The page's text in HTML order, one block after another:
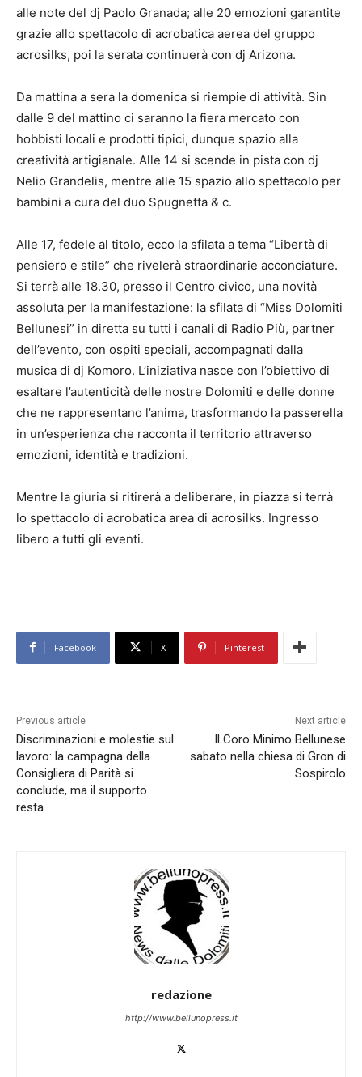
alle note del dj Paolo Granada; alle 20 emozioni garantite
grazie allo spettacolo di acrobatica aerea del gruppo
acrosilks, poi la serata continuerà con dj Arizona.
Da mattina a sera la domenica si riempie di attività. Sin
dalle 9 del mattino ci saranno la fiera mercato con
hobbisti locali e prodotti tipici, dunque spazio alla
creatività artigianale. Alle 14 si scende in pista con dj
Nelio Grandelis, mentre alle 15 spazio allo spettacolo per
bambini a cura del duo Spugnetta & c.
Alle 17, fedele al titolo, ecco la sfilata a tema “Libertà di
pensiero e stile” che rivelerà straordinarie acconciature.
Si terrà alle 18.30, presso il Centro civico, una novità
assoluta per la manifestazione: la sfilata di “Miss Dolomiti
Bellunesi” in diretta su tutti i canali di Radio Più, partner
dell’evento, con ospiti speciali, accompagnati dalla
musica di dj Komoro. L’iniziativa nasce con l’obiettivo di
esaltare l’autenticità delle nostre Dolomiti e delle donne
che ne rappresentano l’anima, trasformando la passerella
in un’esperienza che racconta il territorio attraverso
emozioni, identità e tradizioni.
Mentre la giuria si ritirerà a deliberare, in piazza si terrà
lo spettacolo di acrobatica area di acrosilks. Ingresso
libero a tutti gli eventi.
Facebook X Pinterest
Previous article
Discriminazioni e molestie sul
lavoro: la campagna della
Consigliera di Parità si
conclude, ma il supporto
resta
Next article
Il Coro Minimo Bellunese
sabato nella chiesa di Gron di
Sospirolo
redazione
http://www.bellunopress.it